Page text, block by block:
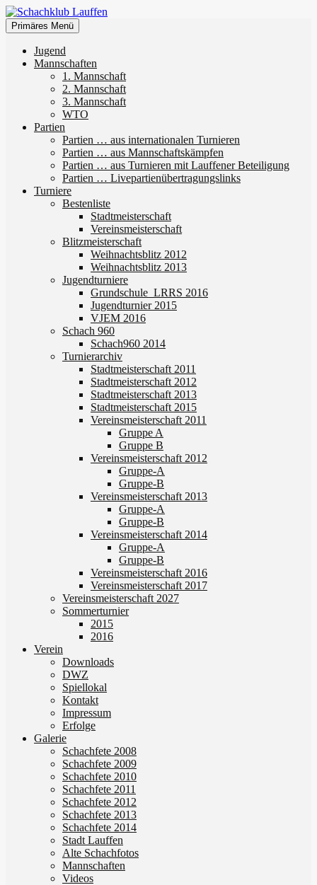
Zum
Inhalt
springen
Schachklub Lauffen
Suchen
Primäres Menü
Jugend
Mannschaften
1. Mannschaft
2. Mannschaft
3. Mannschaft
WTO
Partien
Partien … aus internationalen Turnieren
Partien … aus Mannschaftskämpfen
Partien … aus Turnieren mit Lauffener Beteiligung
Partien … Livepartienübertragungslinks
Turniere
Bestenliste
Stadtmeisterschaft
Vereinsmeisterschaft
Blitzmeisterschaft
Weihnachtsblitz 2012
Weihnachtsblitz 2013
Jugendturniere
Grundschule_LRRS 2016
Jugendturnier 2015
VJEM 2016
Schach 960
Schach960 2014
Turnierarchiv
Stadtmeisterschaft 2011
Stadtmeisterschaft 2012
Stadtmeisterschaft 2013
Stadtmeisterschaft 2015
Vereinsmeisterschaft 2011
Gruppe A
Gruppe B
Vereinsmeisterschaft 2012
Gruppe-A
Gruppe-B
Vereinsmeisterschaft 2013
Gruppe-A
Gruppe-B
Vereinsmeisterschaft 2014
Gruppe-A
Gruppe-B
Vereinsmeisterschaft 2016
Vereinsmeisterschaft 2017
Vereinsmeisterschaft 2027
Sommerturnier
2015
2016
Verein
Downloads
DWZ
Spiellokal
Kontakt
Impressum
Erfolge
Galerie
Schachfete 2008
Schachfete 2009
Schachfete 2010
Schachfete 2011
Schachfete 2012
Schachfete 2013
Schachfete 2014
Stadt Lauffen
Alte Schachfotos
Mannschaften
Videos